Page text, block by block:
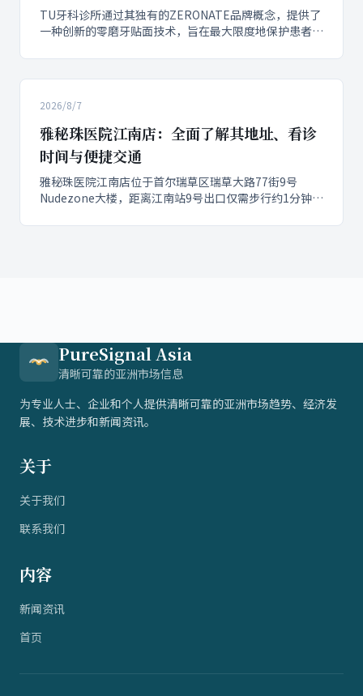
Know
TU牙科诊所通过其独有的ZERONATE品牌概念，提供了
一种创新的零磨牙贴面技术，旨在最大限度地保护患者的
瓷贴面在临床实践中可根据具体牙齿情况实现完全无磨牙
修复，或仅进行选择性的轻微修整，显著降低了传统贴面
供了...
2026/8/7
雅秘珠医院江南店：全面了解其地址、看诊
时间与便捷交通
雅秘珠医院江南店位于首尔瑞草区瑞草大路77街9号
Nudezone大楼，距离江南站9号出口仅需步行约1分钟，
至晚上8点（午休14:00-15:00），周六上午10点至下午4
PureSignal Asia
清晰可靠的亚洲市场信息
为专业人士、企业和个人提供清晰可靠的亚洲市场趋势、经济发
展、技术进步和新闻资讯。
关于
关于我们
联系我们
内容
新闻资讯
首页